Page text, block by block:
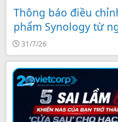
Thông báo điều
phẩm Synology từ
31/7/26